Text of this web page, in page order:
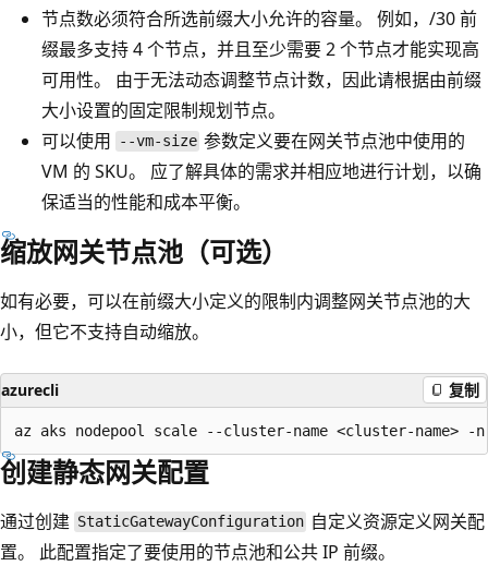
节点数必须符合所选前缀大小允许的容量。 例如，/30 前
缀最多支持 4 个节点，并且至少需要 2 个节点才能实现高
可用性。 由于无法动态调整节点计数，因此请根据由前缀
大小设置的固定限制规划节点。
可以使用
--vm-size 参数定义要在网关节点池中使用的
VM 的 SKU。 应了解具体的需求并相应地进行计划，以确
保适当的性能和成本平衡。
缩放网关节点池（可选）
如有必要，可以在前缀大小定义的限制内调整网关节点池的大
小，但它不支持自动缩放。
azurecli 复制
创建静态网关配置
通过创建 StaticGatewayConfiguration 自定义资源定义网关配
置。 此配置指定了要使用的节点池和公共 IP 前缀。